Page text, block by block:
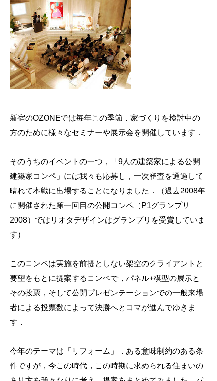
新宿のOZONEでは毎年この季節，家づくりを検討中の
方のために様々なセミナーや展示会を開催しています．
そのうちのイベントの一つ，「 9人の建築家による公開
建築家コンペ 」には我々も応募し，一次審査を通過して
晴れて本戦に出場することになりました．（過去2008年
に開催された第一回目の公開コンペ（P1グランプリ
2008）ではリオタデザインはグランプリを受賞していま
す）
このコンペは実施を前提としない架空のクライアントと
要望をもとに提案するコンペで，パネル+模型の展示と
その投票，そして公開プレゼンテーションでの一般来場
者による投票数によって決勝へとコマが進んでゆきま
す．
今年のテーマは「リフォーム」．ある意味制約のある条
件ですが，今この時代，この時期に求められる住まいの